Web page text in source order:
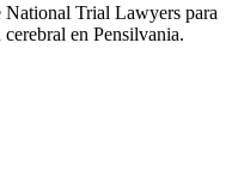
National Trial Lawyers para
en Pensilvania.